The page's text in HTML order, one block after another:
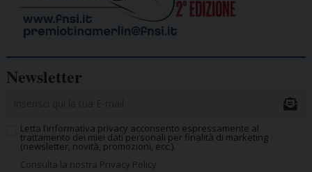
Newsletter
Letta l’informativa privacy acconsento espressamente al
trattamento dei miei dati personali per finalità di marketing
(newsletter, novità, promozioni, ecc.).
Consulta la nostra Privacy Policy.